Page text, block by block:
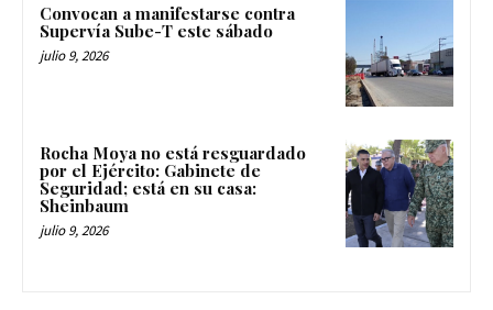
Convocan a manifestarse contra
Supervía Sube-T este sábado
julio 9, 2026
Rocha Moya no está resguardado
por el Ejército: Gabinete de
Seguridad; está en su casa:
Sheinbaum
julio 9, 2026